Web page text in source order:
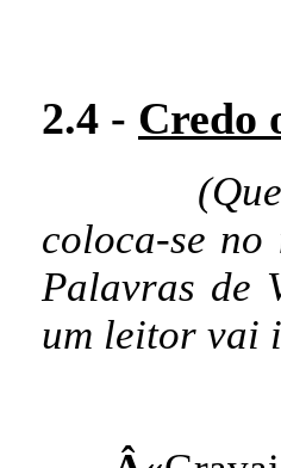
2.4 - Credo
coloca-se no
Palavras de
um leitor vai